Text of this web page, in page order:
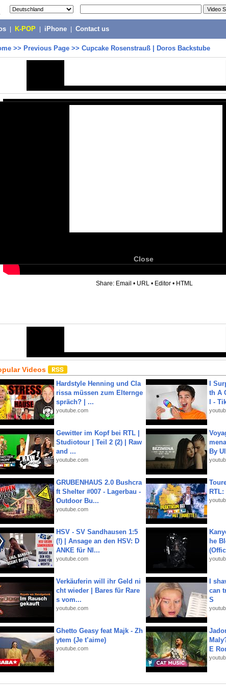
K-POP iPhone Contact us
>> Previous Page >> Cupcake Rosenstrauß | Doros Backstube
Close
Share: Email • URL • Editor • HTML
Videos
Hardstyle Henning und Cla
rissa müssen zum Elternge
spräch? | ...
youtube.com
I
th A
l -
Gewitter im Kopf bei RTL |
Studiotour | Teil 2 (2) | Raw
and ...
youtube.com
By
GRUBENHAUS 2.0 Bushcra
ft Shelter #007 - Lagerbau -
Outdoor Bu...
youtube.com
HSV - SV Sandhausen 1:5
(!) | Ansage an den HSV: D
ANKE für NI...
youtube.com
he
Verkäuferin will ihr Geld ni
cht wieder | Bares für Rare
s vom...
youtube.com
I
can
S
Ghetto Geasy feat Majk - Zh
ytem (Je t’aime)
youtube.com
E